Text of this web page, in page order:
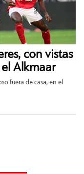
con vistas
Alkmaar
fuera de casa, en el